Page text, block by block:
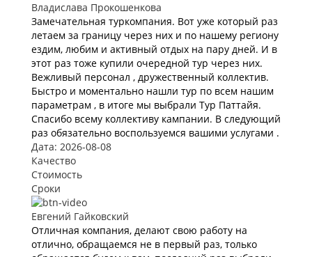
Владислава Прокошенкова
Замечательная туркомпания. Вот уже который раз
летаем за границу через них и по нашему региону
ездим, любим и активный отдых на пару дней. И в
этот раз тоже купили очередной тур через них.
Вежливый персонал , дружественный коллектив.
Быстро и моментально нашли тур по всем нашим
параметрам , в итоге мы выбрали Тур Паттайя.
Спасибо всему коллективу кампании. В следующий
раз обязательно воспользуемся вашими услугами .
Дата: 2026-08-08
Качество
Стоимость
Сроки
Евгений Гайковский
Отличная компания, делают свою работу на
отлично, обращаемся не в первый раз, только